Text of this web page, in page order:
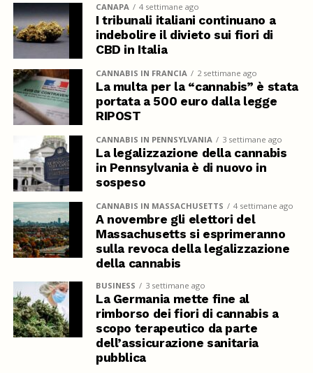
CANAPA 4 settimane ago
I tribunali italiani continuano a
indebolire il divieto sui fiori di
CBD in Italia
CANNABIS IN FRANCIA 2 settimane ago
La multa per la “cannabis” è stata
portata a 500 euro dalla legge
RIPOST
CANNABIS IN PENNSYLVANIA 3 settimane ago
La legalizzazione della cannabis
in Pennsylvania è di nuovo in
sospeso
CANNABIS IN MASSACHUSETTS 4 settimane ago
A novembre gli elettori del
Massachusetts si esprimeranno
sulla revoca della legalizzazione
della cannabis
BUSINESS 3 settimane ago
La Germania mette fine al
rimborso dei fiori di cannabis a
scopo terapeutico da parte
dell’assicurazione sanitaria
pubblica